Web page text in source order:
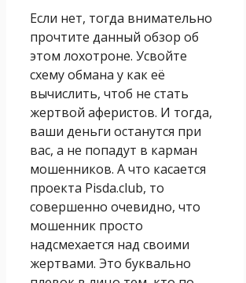
Если нет, тогда внимательно
прочтите данный обзор об
этом лохотроне. Усвойте
схему обмана у как её
вычислить, чтоб не стать
жертвой аферистов. И тогда,
ваши деньги останутся при
вас, а не попадут в карман
мошенников. А что касается
проекта Pisda.club, то
совершенно очевидно, что
мошенник просто
надсмехается над своими
жертвами. Это буквально